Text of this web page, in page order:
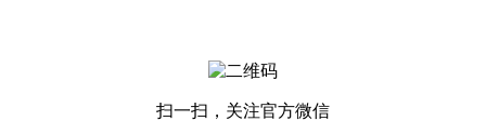
扫一扫，关注官方微信